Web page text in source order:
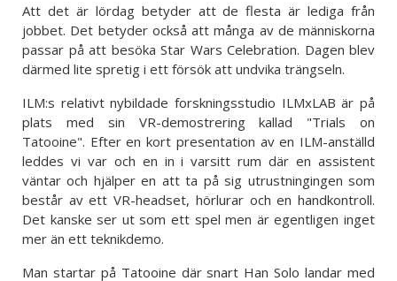
Att det är lördag betyder att de flesta är lediga från
jobbet. Det betyder också att många av de människorna
passar på att besöka Star Wars Celebration. Dagen blev
därmed lite spretig i ett försök att undvika trängseln.
ILM:s relativt nybildade forskningsstudio ILMxLAB är på
plats med sin VR-demostrering kallad "Trials on
Tatooine". Efter en kort presentation av en ILM-anställd
leddes vi var och en in i varsitt rum där en assistent
väntar och hjälper en att ta på sig utrustningingen som
består av ett VR-headset, hörlurar och en handkontroll.
Det kanske ser ut som ett spel men är egentligen inget
mer än ett teknikdemo.
Man startar på Tatooine där snart Han Solo landar med